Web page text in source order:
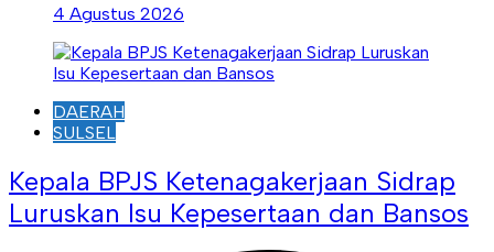
4 Agustus 2026
DAERAH
SULSEL
Kepala BPJS Ketenagakerjaan Sidrap
Luruskan Isu Kepesertaan dan Bansos